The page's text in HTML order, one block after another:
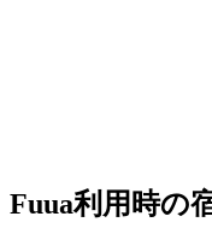
Fuua利用時の